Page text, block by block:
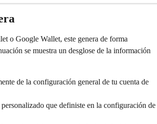
o Google Wallet, este genera de forma
se muestra un desglose de la información
de la configuración general de tu cuenta de
que definiste en la configuración de